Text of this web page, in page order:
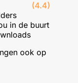
(4.4)
in de buurt
ook op